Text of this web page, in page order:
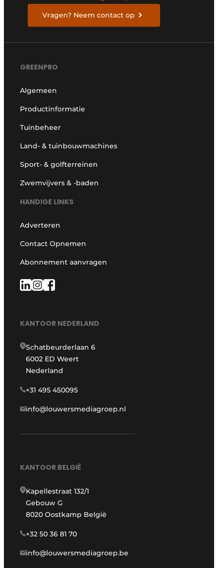
Vragen? Neem contact op
GREENPRO
Algemeen
Productinformatie
Tuinbeheer
Land- & tuinbouwmachines
Sport- & golfterreinen
Zwemvijvers & -baden
HANDIGE LINKS
Adverteren
Contact Opnemen
Abonnement aanvragen
KANTOOR NEDERLAND
Schatbeurderlaan 6
6002 ED Weert
Nederland
+31 495 450095
info@louwersmediagroep.nl
KANTOOR BELGIË
Kapellestraat 132/1
Gebouw G
8020 Oostkamp België
+32 50 36 81 70
info@louwersmediagroep.be